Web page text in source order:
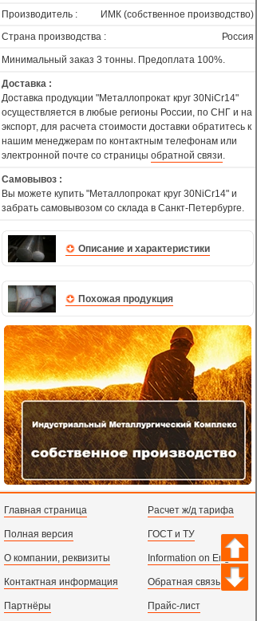
Производитель :
ИМК (собственное производство)
Страна производства :
Россия
Минимальный заказ 3 тонны. Предоплата 100%.
Доставка :
Доставка продукции "Металлопрокат круг 30NiCr14"
осуществляется в любые регионы России, по СНГ и на
экспорт, для расчета стоимости доставки обратитесь к
нашим менеджерам по контактным телефонам или
электронной почте со страницы обратной связи.
Самовывоз :
Вы можете купить "Металлопрокат круг 30NiCr14" и
забрать самовывозом со склада в Санкт-Петербурге.
Описание и характеристики
Похожая продукция
Главная страница
Полная версия
О компании, реквизиты
Контактная информация
Партнёры
Расчет ж/д тарифа
ГОСТ и ТУ
Information on English
Обратная связь
Прайс-лист